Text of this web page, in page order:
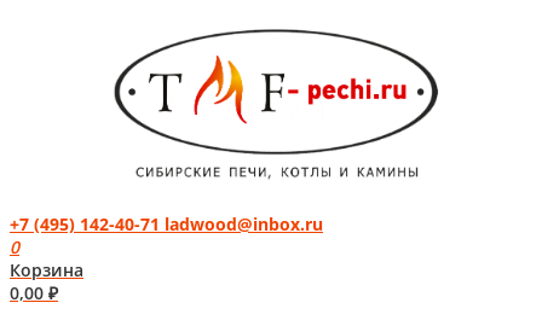
+7 (495) 142-40-71 ladwood@inbox.ru
0
Корзина
0,00 ₽